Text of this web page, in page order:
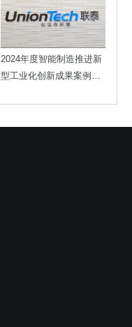
2024年度智能制造推进新
型工业化创新成果案例重